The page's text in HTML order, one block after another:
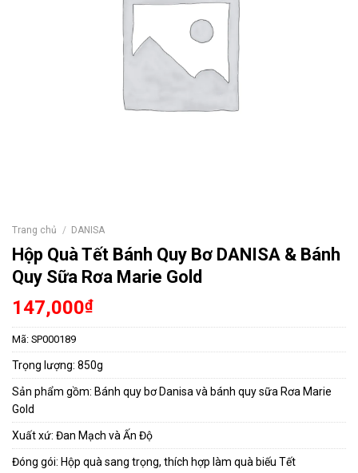
Trang chủ / DANISA
Hộp Quà Tết Bánh Quy Bơ DANISA & Bánh
Quy Sữa Rơa Marie Gold
147,000₫
Mã: SP000189
Trọng lượng: 850g
Sản phẩm gồm: Bánh quy bơ Danisa và bánh quy sữa Rơa Marie
Gold
Xuất xứ: Đan Mạch và Ấn Độ
Đóng gói: Hộp quà sang trọng, thích hợp làm quà biếu Tết